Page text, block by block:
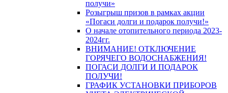
получи»
Розыгрыш призов в рамках акции
«Погаси долги и подарок получи!»
О начале отопительного периода 2023-
2024гг.
ВНИМАНИЕ! ОТКЛЮЧЕНИЕ
ГОРЯЧЕГО ВОДОСНАБЖЕНИЯ!
ПОГАСИ ДОЛГИ И ПОДАРОК
ПОЛУЧИ!
ГРАФИК УСТАНОВКИ ПРИБОРОВ